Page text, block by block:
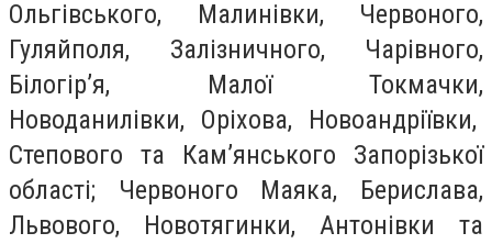
Ольгівського, Малинівки, Червоного,
Гуляйполя, Залізничного, Чарівного,
Білогір’я, Малої Токмачки,
Новоданилівки, Оріхова, Новоандріївки,
Степового та Кам’янського Запорізької
області; Червоного Маяка, Берислава,
Львового, Новотягинки, Антонівки та